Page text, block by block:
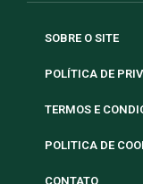
SOBRE O SITE
POLÍTICA DE
TERMOS E
POLITICA DE
CONTATO